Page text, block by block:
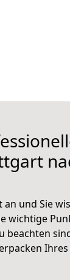
und Sie
wichtige
beachten